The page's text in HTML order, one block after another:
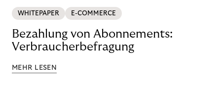
WHITEPAPER E-COMMERCE
Bezahlung von Abonnements:
Verbraucherbefragung
MEHR LESEN